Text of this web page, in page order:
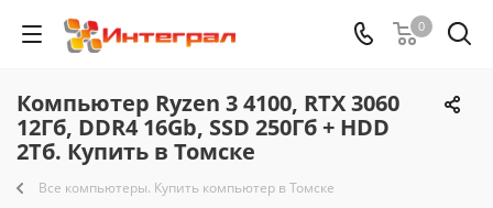
0
Компьютер Ryzen 3 4100, RTX 3060
12Гб, DDR4 16Gb, SSD 250Гб + HDD
2Тб. Купить в Томске
Все компьютеры. Купить компьютер в Томске